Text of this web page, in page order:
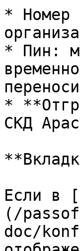
* Номер
* Пин:
*
СКД
Если в
(/
doc/